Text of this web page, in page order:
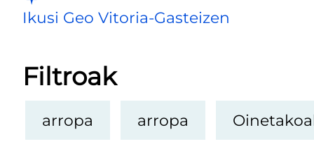
Ikusi Geo Vitoria-Gasteizen
Filtroak
arropa arropa